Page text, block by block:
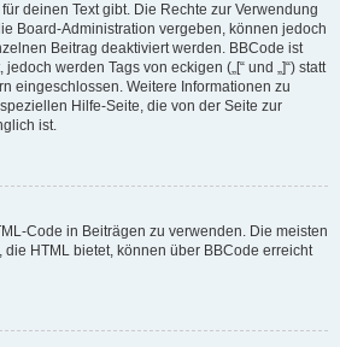
deinen Text gibt. Die Rechte zur Verwendung
Board-Administration vergeben, können jedoch
Beitrag deaktiviert werden. BBCode ist
werden Tags von eckigen („[“ und „]“) statt
eingeschlossen. Weitere Informationen zu
Hilfe-Seite, die von der Seite zur
ist.
Code in Beiträgen zu verwenden. Die meisten
HTML bietet, können über BBCode erreicht